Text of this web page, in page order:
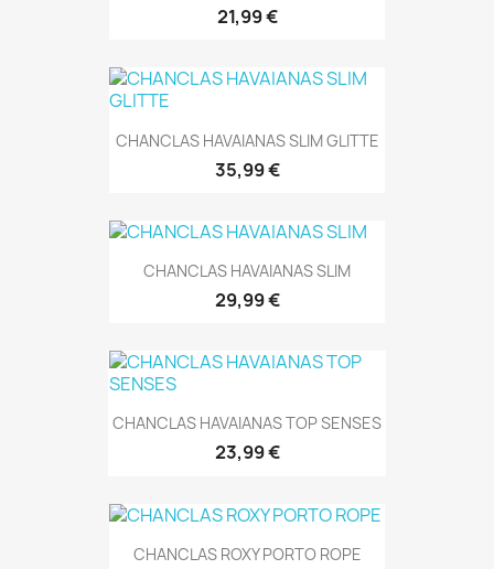
21,99 €
CHANCLAS HAVAIANAS SLIM GLITTE
35,99 €
CHANCLAS HAVAIANAS SLIM
29,99 €
CHANCLAS HAVAIANAS TOP SENSES
23,99 €
CHANCLAS ROXY PORTO ROPE